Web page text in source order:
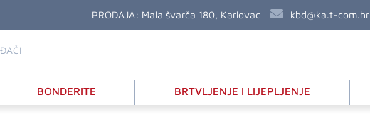
PRODAJA: Mala švarča 180, Karlovac kbd@ka.t-com.hr
BONDERITE BRTVLJENJE I LIJEPLJENJE